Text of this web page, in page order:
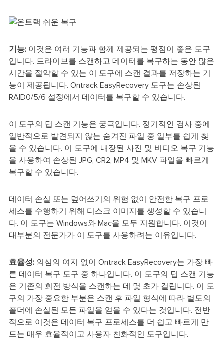
기능:이것은 여러 기능과 함께 제공되는 평점이 좋은 도구
입니다. 드라이브를 스캔하고 데이터를 복구하는 동안 많은
시간을 절약할 수 있는 이 도구에 스캔 결과를 저장하는 기
능이 제공됩니다. Ontrack EasyRecovery 도구는 손상된
RAID0/5/6 설정에서 데이터를 복구할 수 있습니다.
이 도구의 딥 스캔 기능은 궁극입니다. 정기적인 검사 중에
일반적으로 발견되지 않는 숨겨진 파일 중 일부를 쉽게 찾
을 수 있습니다. 이 도구에 내장된 사진 및 비디오 복구 기능
을 사용하여 손상된 JPG, CR2, MP4 및 MKV 파일을 빠르게
복구할 수 있습니다.
데이터 손실 또는 덮어쓰기의 위험 없이 안전한 복구 프로
세스를 수행하기 위해 디스크 이미지를 생성할 수 있습니
다. 이 도구는 Windows와 Mac을 모두 지원합니다. 이것이
대부분의 전문가가 이 도구를 사용하려는 이유입니다.
효율성:의심의 여지 없이 Ontrack EasyRecovery는 가장 빠
른 데이터 복구 도구 중 하나입니다. 이 도구의 딥 스캔 기능
은 기존의 회전 방식을 스캔하는 데 몇 초가 걸립니다. 이 도
구의 가장 중요한 부분은 스캔 후 파일 형식에 따라 별도의
폴더에 손실된 모든 파일을 얻을 수 있다는 것입니다. 전반
적으로 이것은 데이터 복구 프로세스를 더 쉽고 빠르게 만
드는 매우 효율적이고 사용자 친화적인 도구입니다.